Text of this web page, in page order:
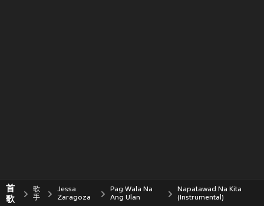
首
歌
歌
手
Jessa
Zaragoza
Pag Wala Na
Ang Ulan
Napatawad Na Kita
(Instrumental)